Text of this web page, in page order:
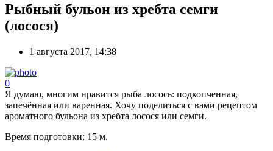
Рыбный бульон из хребта семги
(лосося)
1 августа 2017, 14:38
0
Я думаю, многим нравится рыба лосось: подкопченная,
запечённая или варенная. Хочу поделиться с вами рецептом
ароматного бульона из хребта лосося или семги.
Время подготовки: 15 м.